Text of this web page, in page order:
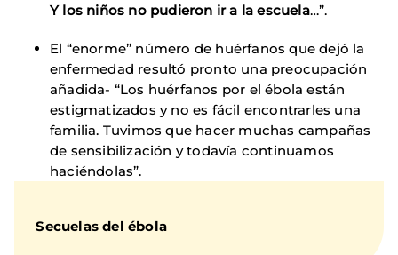
Y los niños no pudieron ir a la escuela…”.
El “enorme” número de huérfanos que dejó la
enfermedad resultó pronto una preocupación
añadida- “Los huérfanos por el ébola están
estigmatizados y no es fácil encontrarles una
familia. Tuvimos que hacer muchas campañas
de sensibilización y todavía continuamos
haciéndolas”.
Secuelas del ébola